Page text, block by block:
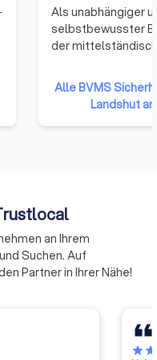
Als unabhängiger
selbstbewusster
der
Deutschland
unserer Gründung
erfolgreich
und wirtschaftliche
maßgeblich
sorgen für
Lösungsansätze
kritischen und
benennen wir klar
Defizite und
Alle BVMS
Landshut
an Ihrem
Suchen. Auf
Partner in Ihrer Nähe!
starstar